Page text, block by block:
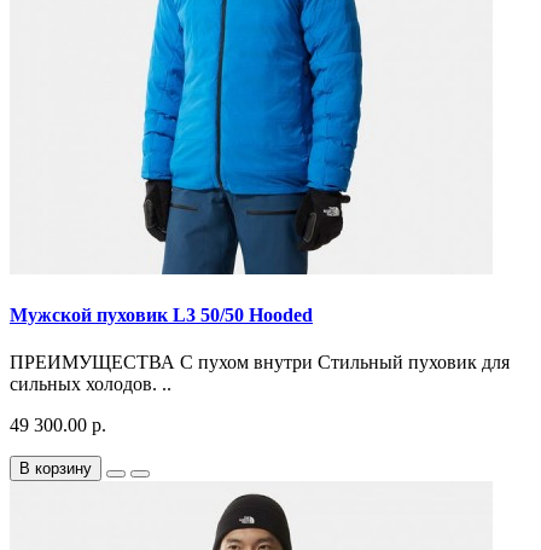
Мужской пуховик L3 50/50 Hooded
ПРЕИМУЩЕСТВА С пухом внутри Стильный пуховик для
сильных холодов. ..
49 300.00 р.
В корзину